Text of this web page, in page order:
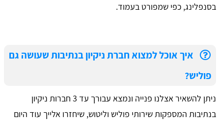
בסנפלינג, כפי שמפורט בעמוד.
איך אוכל למצוא חברת ניקיון בנתיבות שעושה גם
פוליש?
ניתן להשאיר אצלנו פנייה ונמצא עבורך עד 3 חברות ניקיון
בנתיבות המספקות שירותי פוליש וליטוש, שיחזרו אלייך עוד היום